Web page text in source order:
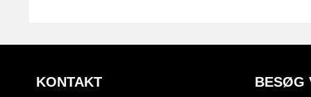
KONTAKT BESØG